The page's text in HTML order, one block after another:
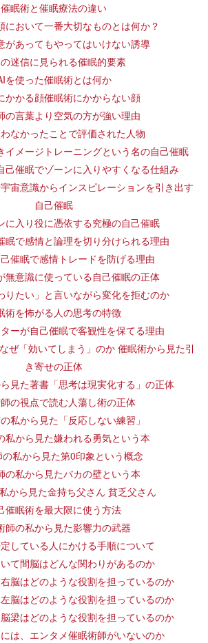
催眠術と催眠療法の違い
において一番大切なものとは何か？
があってもやってはいけない誘導
迷信に見られる催眠的要素
を使った催眠術とは何か
かかる顔催眠術にかからない顔
の言葉より空気の方が強い理由
なかったことで評価された人物
イメージトレーニングという名の自己催眠
己催眠でゾーンに入りやすくなる仕組み
宙意識からインスピレーションを引き出す
自己催眠
に入り役に憑依する究極の自己催眠
眠で感情と論理を切り分けられる理由
催眠で感情トレードを防げる理由
無意識に使っている自己催眠の正体
りたい」と言いながら変化を拒むのか
術を怖がる人の思考の特徴
ーが自己催眠で客観性を保てる理由
ぜ「効いてしまう」のか 催眠術から見た引
き寄せの正体
見た著書「思考は現実化する」の正体
の視点で読む人蕩し術の正体
私から見た「反応しない練習」
私から見た嫌われる勇気という本
私から見た第0印象という概念
の私から見たバカの壁という本
から見た金持ち父さん 貧乏父さん
催眠術を最大限に使う方法
師の私から見た影響力の武器
している人にかける手順について
て間脳はどんな関わりがあるのか
脳はどのような役割を担っているのか
脳はどのような役割を担っているのか
梁はどのような役割を担っているのか
は、エンタメ催眠術師がいないのか